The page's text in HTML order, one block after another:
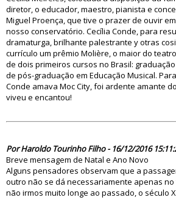
diretor, o educador, maestro, pianista e
Miguel Proença, que tive o prazer de ouvir
nosso conservatório. Cecília Conde, para
dramaturga, brilhante palestrante y otras
currículo um prêmio Molière, o maior do
de dois primeiros cursos no Brasil:
de pós-graduação em Educação Musical.
Conde amava Moc City, foi ardente amante
viveu e encantou!
Por Haroldo Tourinho Filho - 16/12/2016
Breve mensagem de Natal e Ano Novo
Alguns pensadores observam que a
outro não se dá necessariamente apenas no
não irmos muito longe ao passado, o século